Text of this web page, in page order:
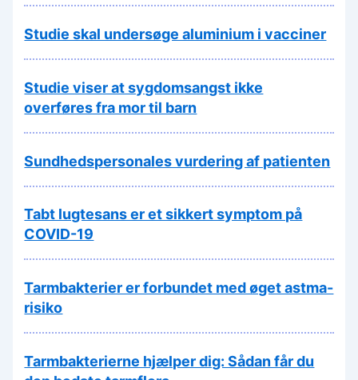
Studie skal undersøge aluminium i vacciner
Studie viser at sygdomsangst ikke
overføres fra mor til barn
Sundhedspersonales vurdering af patienten
Tabt lugtesans er et sikkert symptom på
COVID-19
Tarmbakterier er forbundet med øget astma-
risiko
Tarmbakterierne hjælper dig: Sådan får du